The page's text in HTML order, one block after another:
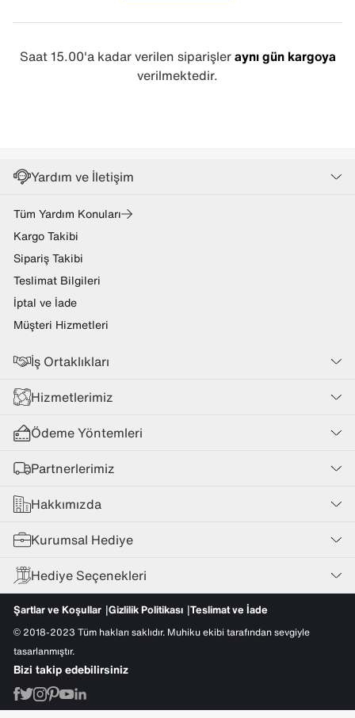
Saat 15.00'a kadar verilen siparişleraynı gün kargoya
verilmektedir.
Yardım ve İletişim
Tüm Yardım Konuları
Kargo Takibi
Sipariş Takibi
Teslimat Bilgileri
İptal ve İade
Müşteri Hizmetleri
İş Ortaklıkları
Hizmetlerimiz
Ödeme Yöntemleri
Partnerlerimiz
Hakkımızda
Kurumsal Hediye
Hediye Seçenekleri
Şartlar ve Koşullar Gizlilik Politikası Teslimat ve İade
© 2018-2023 Tüm hakları saklıdır. Muhiku ekibi tarafından sevgiyle
tasarlanmıştır.
Bizi takip edebilirsiniz